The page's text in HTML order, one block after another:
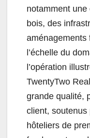
notamment
bois, des
aménagements
l’échelle du
l’opération
TwentyTwo
grande qualité,
client,
hôteliers de